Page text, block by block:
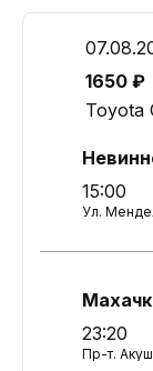
1650 ₽
Toyota
15:00
Ул.
23:20
Пр-т.